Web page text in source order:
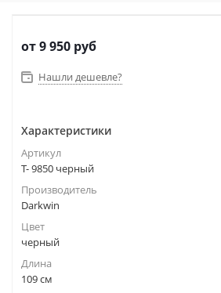
от9 950 руб
Нашли дешевле?
Характеристики
Артикул
Т- 9850 черный
Производитель
Darkwin
Цвет
черный
Длина
109 см